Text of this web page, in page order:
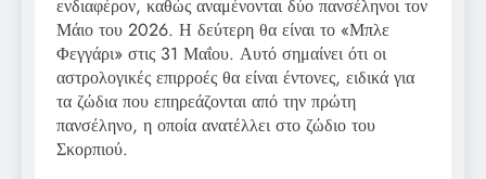
ενδιαφέρον, καθώς αναμένονται δύο πανσέληνοι τον
Μάιο του 2026. Η δεύτερη θα είναι το «Μπλε
Φεγγάρι» στις 31 Μαΐου. Αυτό σημαίνει ότι οι
αστρολογικές επιρροές θα είναι έντονες, ειδικά για
τα ζώδια που επηρεάζονται από την πρώτη
πανσέληνο, η οποία ανατέλλει στο ζώδιο του
Σκορπιού.